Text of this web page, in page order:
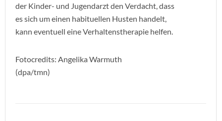
der Kinder- und Jugendarzt den Verdacht, dass
es sich um einen habituellen Husten handelt,
kann eventuell eine Verhaltenstherapie helfen.
Fotocredits: Angelika Warmuth
(dpa/tmn)